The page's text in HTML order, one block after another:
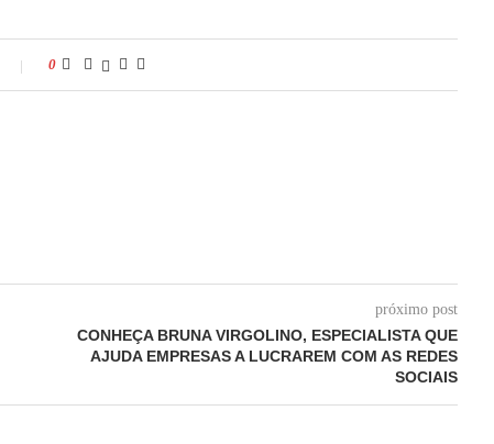
0
próximo post
CONHEÇA BRUNA VIRGOLINO, ESPECIALISTA QUE
AJUDA EMPRESAS A LUCRAREM COM AS REDES
SOCIAIS